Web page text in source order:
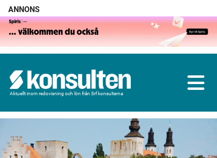
ANNONS
Aktuellt inom redovisning och lön från Srf konsulterna